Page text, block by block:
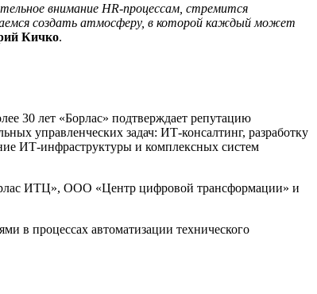
внимание HR-процессам, стремится
создать атмосферу, в которой каждый может
Кичко.
30 лет «Борлас» подтверждает репутацию
управленческих задач: ИТ-консалтинг, разработку
ИТ-инфраструктуры и комплексных систем
ИТЦ», ООО «Центр цифровой трансформации» и
в процессах автоматизации технического